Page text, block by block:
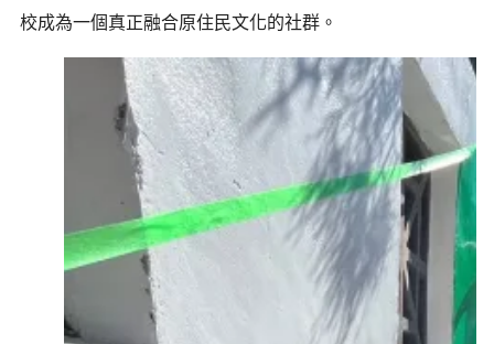
校成為一個真正融合原住民文化的社群。